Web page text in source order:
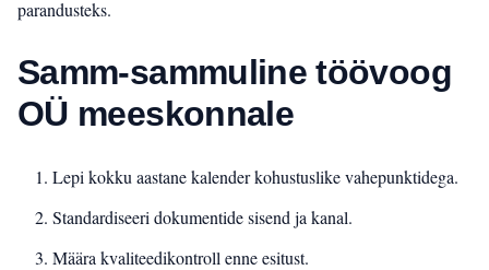
parandusteks.
Samm-sammuline töövoog
OÜ meeskonnale
Lepi kokku aastane kalender kohustuslike vahepunktidega.
Standardiseeri dokumentide sisend ja kanal.
Määra kvaliteedikontroll enne esitust.